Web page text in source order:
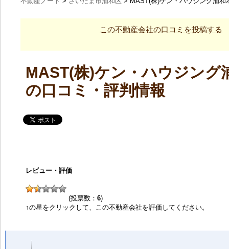
この不動産会社の口コミを投稿する
MAST(株)ケン・ハウジング
の口コミ・評判情報
レビュー・評価
(投票数： 6)
↑の星をクリックして、この不動産会社を評価してください。